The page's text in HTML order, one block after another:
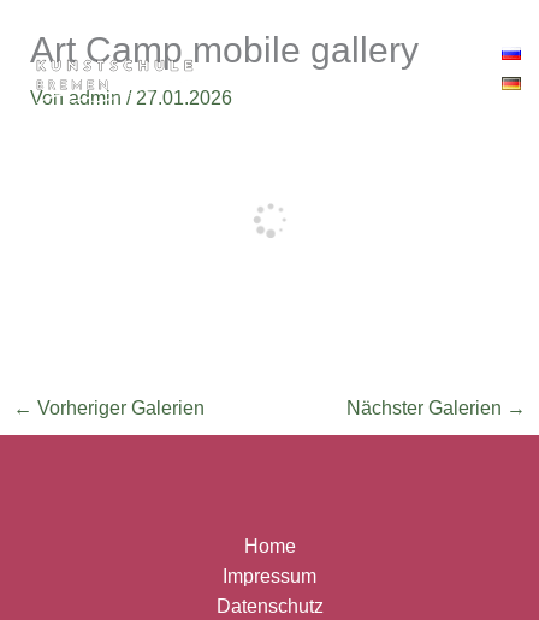
Inhalt
springen
Art Camp mobile gallery
Von admin / 27.01.2026
← Vorheriger Galerien Nächster Galerien →
Home
Impressum
Datenschutz